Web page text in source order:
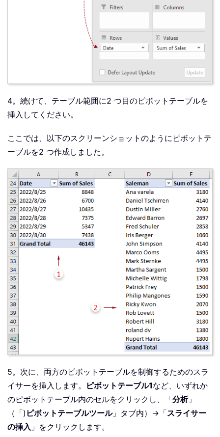
4。続けて、テーブル範囲に2 つ目のピボットテーブルを
挿入してください。
ここでは、以下のスクリーンショットのようにピボットテ
ーブルを2 つ作成しました。
5。次に、両方のピボットテーブルを制御するためのスラ
イサーを挿入します。
ピボットテーブル1など、いずれか
のピボットテーブル内のセルをクリックし、「分析」
（「) ピボットテーブルツール」タブ内）→「スライサー
の挿入 」をクリックします。